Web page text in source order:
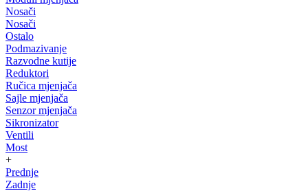
Nosači
Nosači
Ostalo
Podmazivanje
Razvodne kutije
Reduktori
Ručica mjenjača
Sajle mjenjača
Senzor mjenjača
Sikronizator
Ventili
Most
+
Prednje
Zadnje